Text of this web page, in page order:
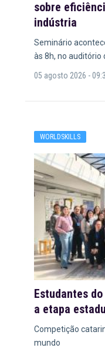
sobre
indústria
Seminário
às 8h, no auditório
05 agosto 2026 -
WORLDSKILLS
Estudantes
a etapa
Competição
mundo